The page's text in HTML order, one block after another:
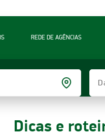
REDE DE AGÊNCIAS
Dicas e